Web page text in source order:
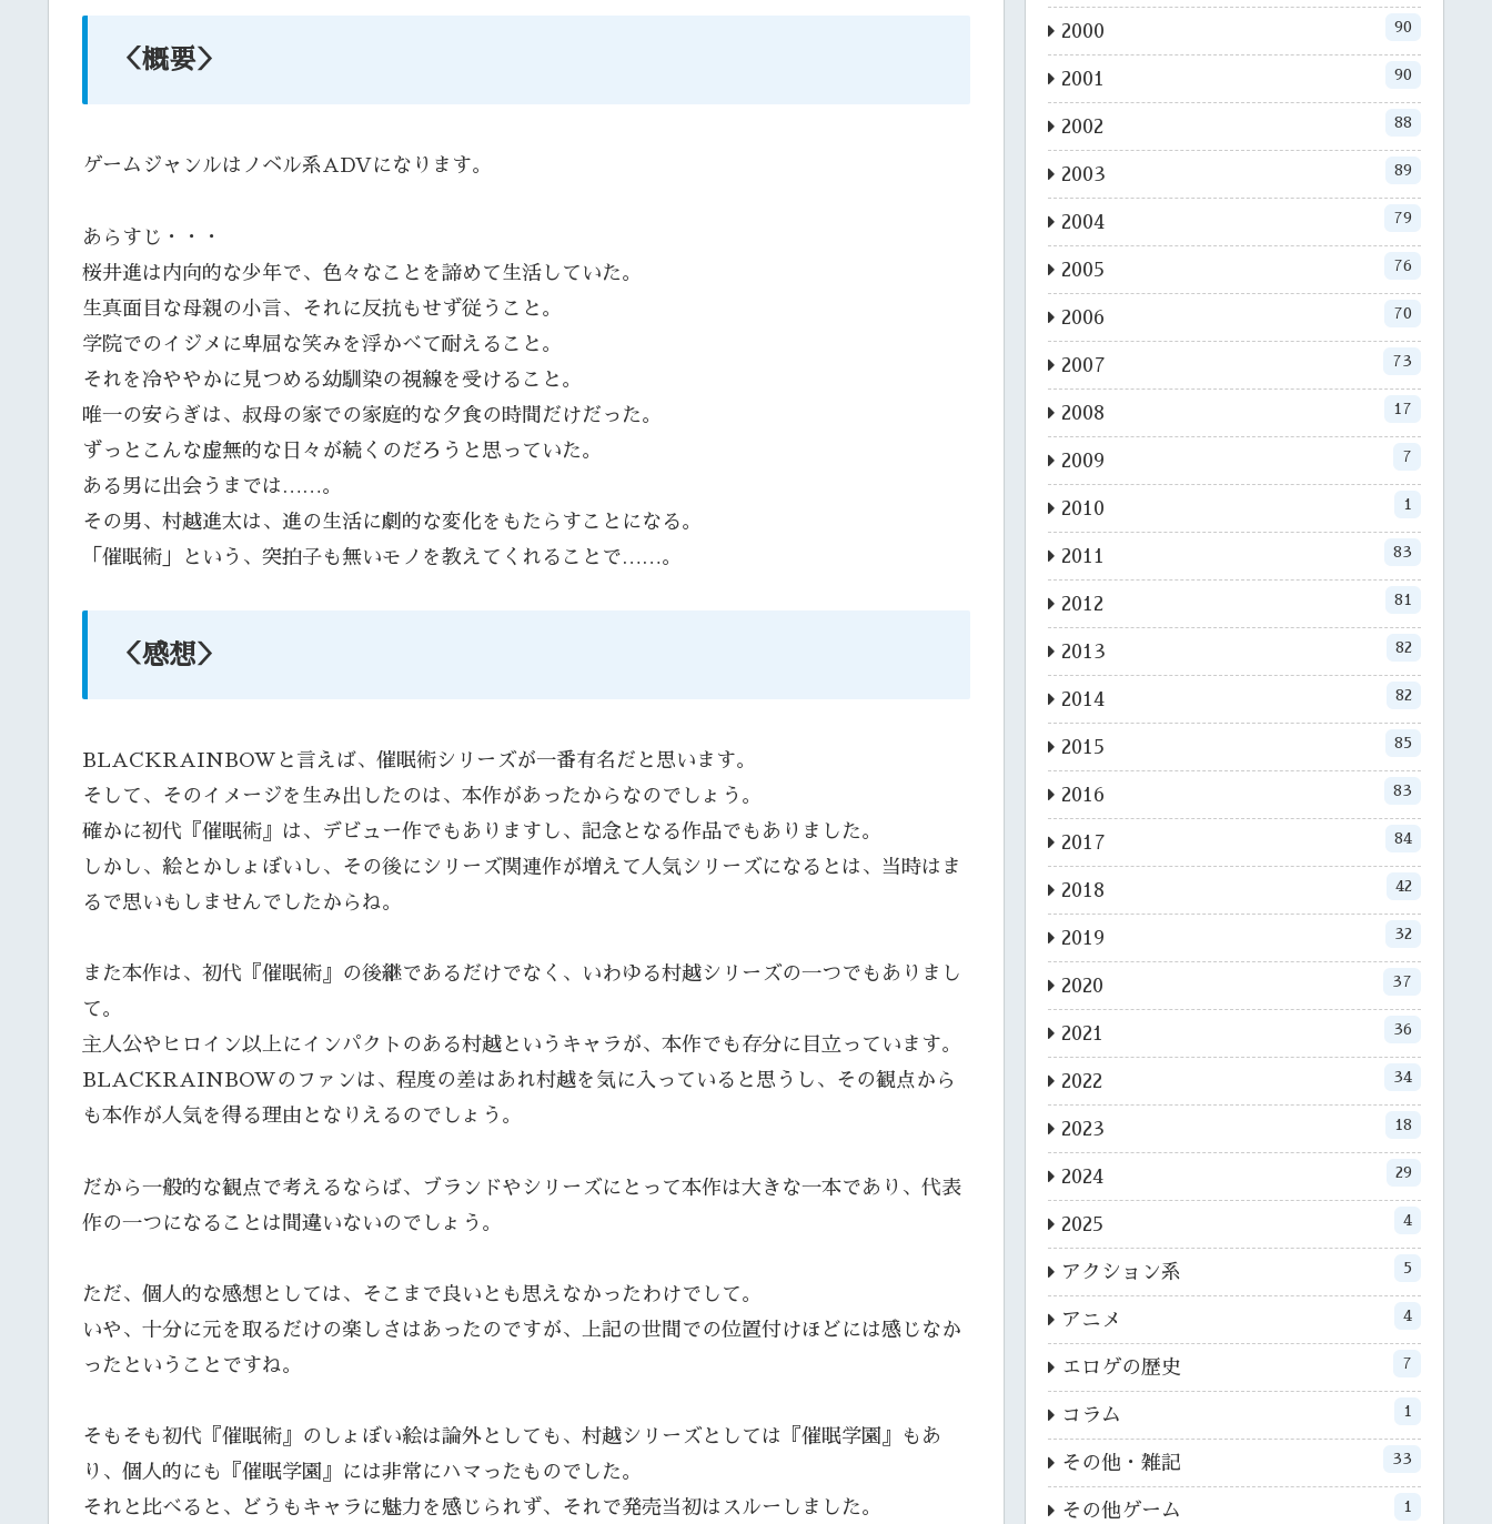
＜概要＞
ゲームジャンルはノベル系ADVになります。
あらすじ・・・
桜井進は内向的な少年で、色々なことを諦めて生活していた。
生真面目な母親の小言、それに反抗もせず従うこと。
学院でのイジメに卑屈な笑みを浮かべて耐えること。
それを冷ややかに見つめる幼馴染の視線を受けること。
唯一の安らぎは、叔母の家での家庭的な夕食の時間だけだった。
ずっとこんな虚無的な日々が続くのだろうと思っていた。
ある男に出会うまでは……。
その男、村越進太は、進の生活に劇的な変化をもたらすことになる。
「催眠術」という、突拍子も無いモノを教えてくれることで……。
＜感想＞
BLACKRAINBOWと言えば、催眠術シリーズが一番有名だと思います。
そして、そのイメージを生み出したのは、本作があったからなのでしょう。
確かに初代『催眠術』は、デビュー作でもありますし、記念となる作品でもありました。
しかし、絵とかしょぼいし、その後にシリーズ関連作が増えて人気シリーズになるとは、当時はま
るで思いもしませんでしたからね。
また本作は、初代『催眠術』の後継であるだけでなく、いわゆる村越シリーズの一つでもありまし
て。
主人公やヒロイン以上にインパクトのある村越というキャラが、本作でも存分に目立っています。
BLACKRAINBOWのファンは、程度の差はあれ村越を気に入っていると思うし、その観点から
も本作が人気を得る理由となりえるのでしょう。
だから一般的な観点で考えるならば、ブランドやシリーズにとって本作は大きな一本であり、代表
作の一つになることは間違いないのでしょう。
ただ、個人的な感想としては、そこまで良いとも思えなかったわけでして。
いや、十分に元を取るだけの楽しさはあったのですが、上記の世間での位置付けほどには感じなか
ったということですね。
そもそも初代『催眠術』のしょぼい絵は論外としても、村越シリーズとしては『催眠学園』もあ
り、個人的にも『催眠学園』には非常にハマったものでした。
それと比べると、どうもキャラに魅力を感じられず、それで発売当初はスルーしました。
2000 90
2001 90
2002 88
2003 89
2004 79
2005 76
2006 70
2007 73
2008 17
2009 7
2010 1
2011 83
2012 81
2013 82
2014 82
2015 85
2016 83
2017 84
2018 42
2019 32
2020 37
2021 36
2022 34
2023 18
2024 29
2025 4
アクション系 5
アニメ 4
エロゲの歴史 7
コラム 1
その他・雑記 33
その他ゲーム 1